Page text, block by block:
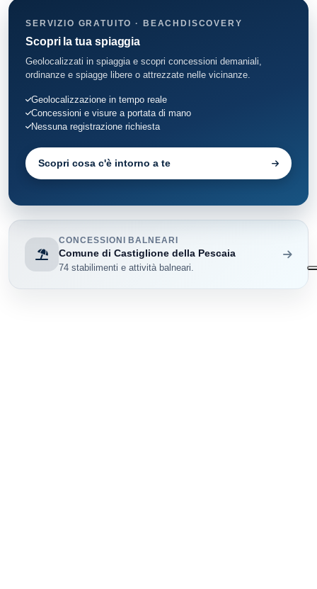
SERVIZIO GRATUITO · BEACHDISCOVERY
Scopri la tua spiaggia
Geolocalizzati in spiaggia e scopri concessioni demaniali,
ordinanze e spiagge libere o attrezzate nelle vicinanze.
Geolocalizzazione in tempo reale
Concessioni e visure a portata di mano
Nessuna registrazione richiesta
Scopri cosa c'è intorno a te
CONCESSIONI BALNEARI
Comune di Castiglione della Pescaia
74 stabilimenti e attività balneari.